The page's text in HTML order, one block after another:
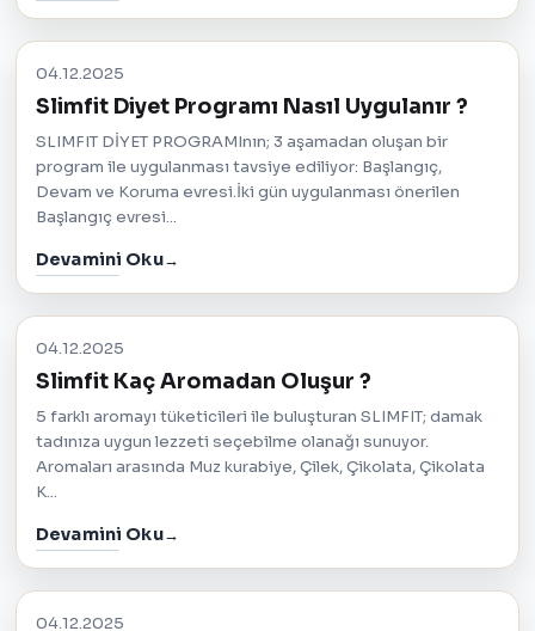
04.12.2025
Slimfit Diyet Programı Nasıl Uygulanır ?
SLIMFIT DİYET PROGRAMInın; 3 aşamadan oluşan bir
program ile uygulanması tavsiye ediliyor: Başlangıç,
Devam ve Koruma evresi.İki gün uygulanması önerilen
Başlangıç evresi...
Devamini Oku
04.12.2025
Slimfit Kaç Aromadan Oluşur ?
5 farklı aromayı tüketicileri ile buluşturan SLIMFIT; damak
tadınıza uygun lezzeti seçebilme olanağı sunuyor.
Aromaları arasında Muz kurabiye, Çilek, Çikolata, Çikolata
K...
Devamini Oku
04.12.2025